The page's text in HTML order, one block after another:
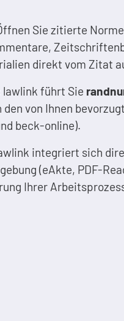
Sie zitierte
direkt vom Zitat
lawlink führt Sie
von Ihnen
beck-online).
integriert sich
(eAkte, PDF-
Ihrer